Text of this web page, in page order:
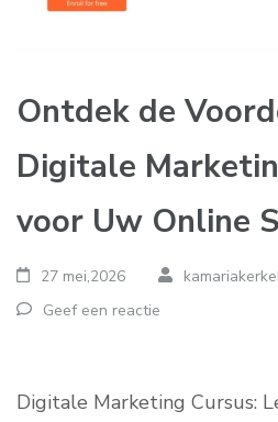
Ontdek de
Digitale
voor Uw Online
27 mei,2026
Geef een reactie
Digitale Marketing Cursus: